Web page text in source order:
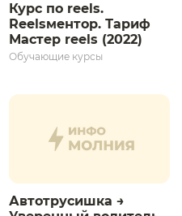
Курс по reels.
Reelsментор. Тариф
Мастер reels (2022)
Обучающие курсы
Автотрусишка →